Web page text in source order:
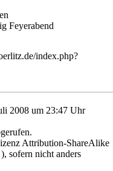
Feyerabend
index.php?
2008 um 23:47 Uhr
Attribution-ShareAlike
, sofern nicht anders